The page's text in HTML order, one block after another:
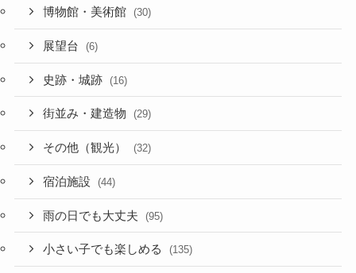
博物館・美術館 (30)
展望台 (6)
史跡・城跡 (16)
街並み・建造物 (29)
その他（観光） (32)
宿泊施設 (44)
雨の日でも大丈夫 (95)
小さい子でも楽しめる (135)